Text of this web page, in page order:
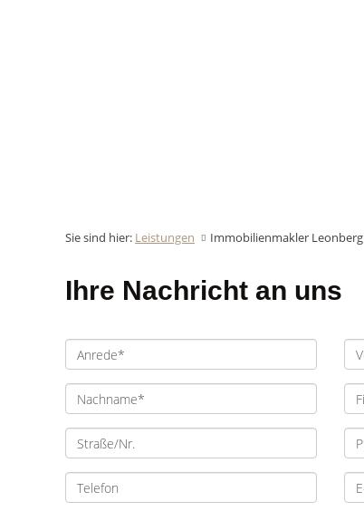
Sie sind hier: Leistungen Immobilienmakler Leonberg
Ihre Nachricht an uns